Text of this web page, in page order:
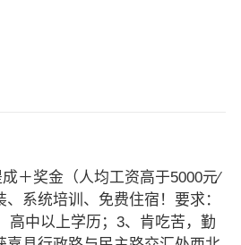
＋奖金（人均工资高于5000元∕
系统培训、免费住宿！要求：
高中以上学历；3、肯吃苦，勤